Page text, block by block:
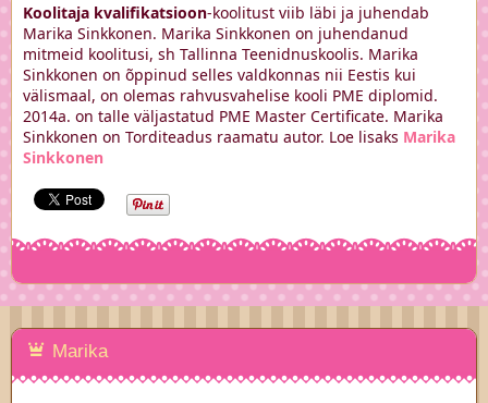
Koolitaja kvalifikatsioon-koolitust viib läbi ja juhendab
Marika Sinkkonen. Marika Sinkkonen on juhendanud
mitmeid koolitusi, sh Tallinna Teenidnuskoolis. Marika
Sinkkonen on õppinud selles valdkonnas nii Eestis kui
välismaal, on olemas rahvusvahelise kooli PME diplomid.
2014a. on talle väljastatud PME Master Certificate. Marika
Sinkkonen on Torditeadus raamatu autor. Loe lisaks Marika
Sinkkonen
Marika